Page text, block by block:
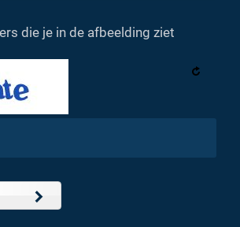
die je in de afbeelding ziet